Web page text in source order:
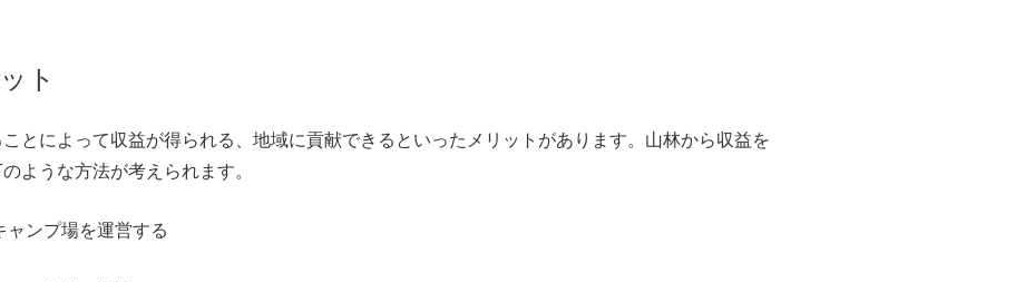
ト
とによって収益が得られる、地域に貢献できるといったメリットがあります。山林から収益を
ような方法が考えられます。
ンプ場を運営する